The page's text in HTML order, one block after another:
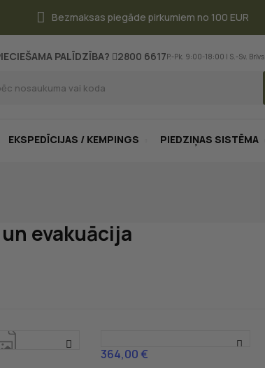
Bezmaksas piegāde pirkumiem no 100 EUR
PALĪDZĪBA? 2800 6617P.-Pk. 9:00-18:00 | S.-Sv. Brīvs
EKSPEDĪCIJAS / KEMPINGS PIEDZIŅAS SISTĒMA
evakuācija
Cena
364,00 €